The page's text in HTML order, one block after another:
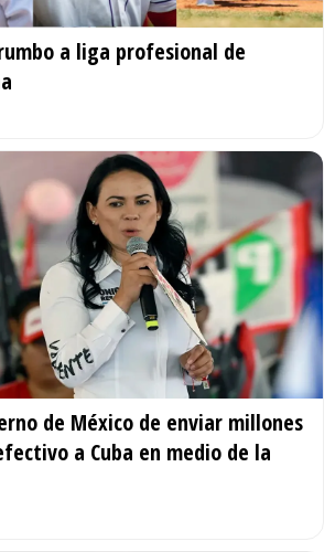
a liga profesional de
de México de enviar millones
a Cuba en medio de la